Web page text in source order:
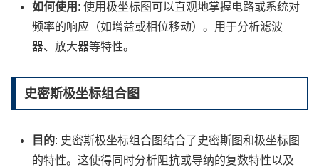
如何使用 : 使用极坐标图可以直观地掌握电路或系统对
频率的响应（如增益或相位移动）。用于分析滤波
器、放大器等特性。
史密斯极坐标组合图
目的: 史密斯极坐标组合图结合了史密斯图和极坐标图
的特性。这使得同时分析阻抗或导纳的复数特性以及